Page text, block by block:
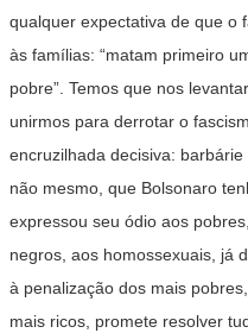
qualquer expectativa de que o
às famílias: “matam primeiro
pobre”. Temos que nos
unirmos para derrotar o
encruzilhada decisiva:
não mesmo, que Bolsonaro
expressou seu ódio aos
negros, aos homossexuais, já
à penalização dos mais
mais ricos, promete resolver